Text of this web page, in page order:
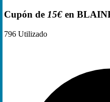
Cupón de 15€ en
796 Utilizado